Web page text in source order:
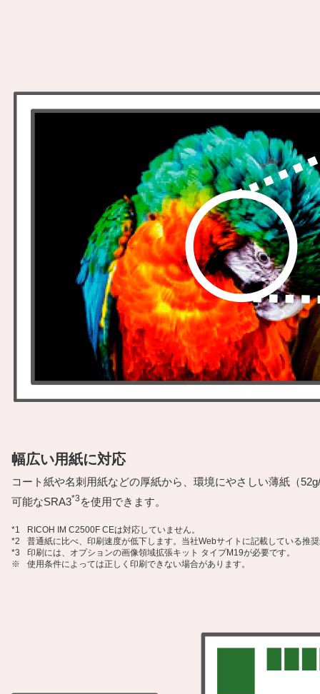
幅広い用紙に対応
コート紙や名刺用紙などの厚紙から、環境にやさしい薄紙（
可能なSRA3*3 を使用できます。
*1
RICOH IM C2500F CEは対応していません。
*2
普通紙に比べ、印刷速度が低下します。当社Webサイトに記載している推
*3
印刷には、オプションの画像領域拡張キット タイプM19が必要です。
※
使用条件によっては正しく印刷できない場合があります。